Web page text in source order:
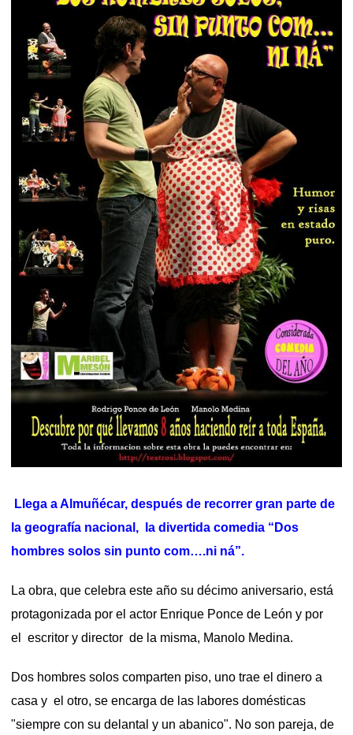
Llega a Almuñécar, después de recorrer gran parte de
la geografía nacional, la divertida comedia “Dos
hombres solos sin punto com….ni ná”.
La obra, que celebra este año su décimo aniversario, está
protagonizada por el actor Enrique Ponce de León y por
el escritor y director de la misma, Manolo Medina.
Dos hombres solos comparten piso, uno trae el dinero a
casa y el otro, se encarga de las labores domésticas
"siempre con su delantal y un abanico". No son pareja, de